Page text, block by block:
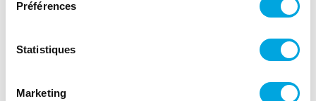
Préférences
Statistiques
Marketing